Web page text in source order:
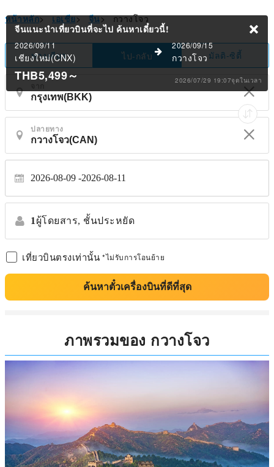
หน้าหลัก> เอเชีย> จีน> กวางโจว
ทางเดียว ไป-กลับ มัลติ-ซิตี้
ปลายทาง
2026-08-09 2026-08-11
1 ผู้โดยสาร, ชั้นประหยัด
เที่ยวบินตรงเท่านั้น *ไม่รับการโอนย้าย
ค้นหาตั๋วเครื่องบินที่ดีที่สุด
จีนแนะนำเที่ยวบินที่จะไป ค้นหาเดี๋ยวนี้!
2026/09/11
เชียงใหม่(CNX)
2026/09/15
กวางโจว
THB5,499～ 2026/07/29 19:07จุดในเวลา
ภาพรวมของ กวางโจว